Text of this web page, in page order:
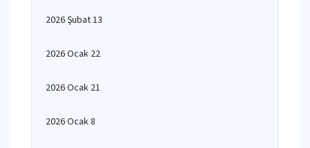
2026 Şubat 13
2026 Ocak 22
2026 Ocak 21
2026 Ocak 8